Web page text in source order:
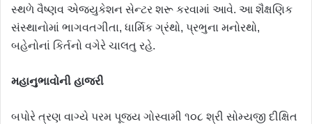
સ્થળે વૈષ્ણવ એજ્યુકેશન સેન્ટર શરૂ કરવામાં આવે. આ શૈક્ષણિક
સંસ્થાનોમાં ભાગવતગીતા, ધાર્મિક ગ્રંથો, પ્રભુના મનોરથો,
બહેનોનાં કિર્તનો વગેરે ચાલતુ રહે.
મહાનુભાવોની હાજરી
બપોરે ત્રણ વાગ્યે પરમ પૂજ્ય ગોસ્વામી ૧૦૮ શ્રી સોમ્યજી દીક્ષિત